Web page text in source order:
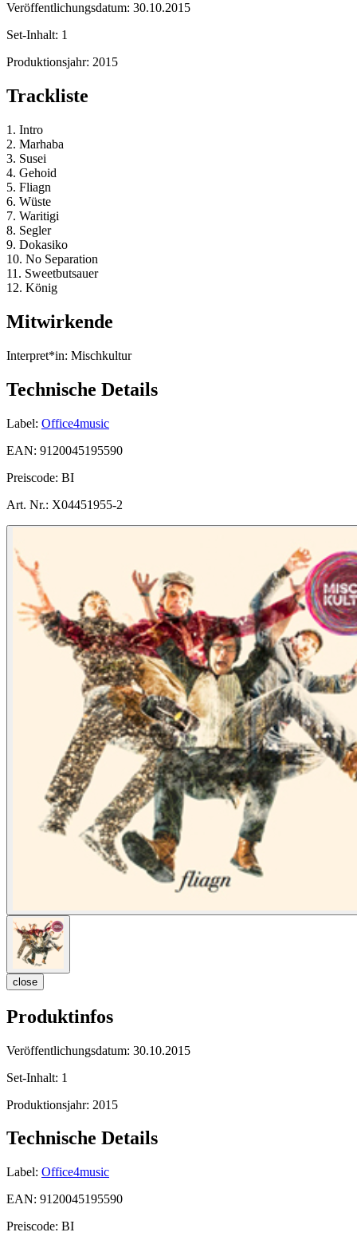
Veröffentlichungsdatum: 30.10.2015
Set-Inhalt: 1
Produktionsjahr: 2015
Trackliste
1. Intro
2. Marhaba
3. Susei
4. Gehoid
5. Fliagn
6. Wüste
7. Waritigi
8. Segler
9. Dokasiko
10. No Separation
11. Sweetbutsauer
12. König
Mitwirkende
Interpret*in: Mischkultur
Technische Details
Label: Office4music
EAN: 9120045195590
Preiscode: BI
Art. Nr.: X04451955-2
close
Produktinfos
Veröffentlichungsdatum: 30.10.2015
Set-Inhalt: 1
Produktionsjahr: 2015
Technische Details
Label: Office4music
EAN: 9120045195590
Preiscode: BI